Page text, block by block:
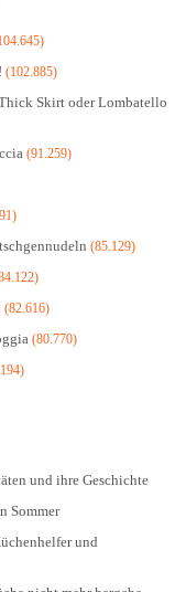
(102.885)
Skirt oder Lombatello
(91.259)
(85.129)
(82.616)
(80.770)
und ihre Geschichte
Sommer
und